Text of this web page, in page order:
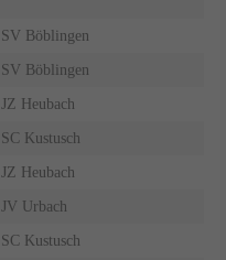
SV Böblingen
SV Böblingen
JZ Heubach
SC Kustusch
JZ Heubach
JV Urbach
SC Kustusch